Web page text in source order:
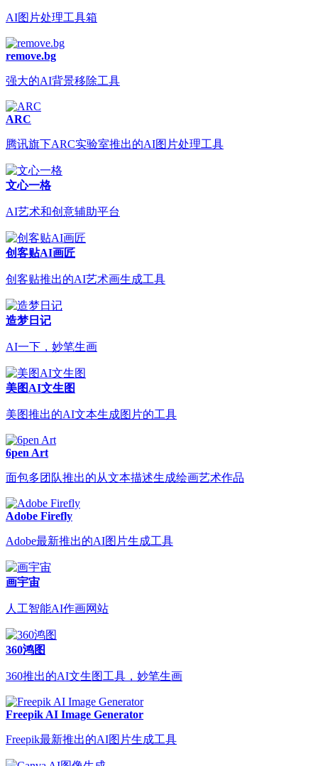
AI图片处理工具箱
remove.bg
强大的AI背景移除工具
ARC
腾讯旗下ARC实验室推出的AI图片处理工具
文心一格
AI艺术和创意辅助平台
创客贴AI画匠
创客贴推出的AI艺术画生成工具
造梦日记
AI一下，妙笔生画
美图AI文生图
美图推出的AI文本生成图片的工具
6pen Art
面包多团队推出的从文本描述生成绘画艺术作品
Adobe Firefly
Adobe最新推出的AI图片生成工具
画宇宙
人工智能AI作画网站
360鸿图
360推出的AI文生图工具，妙笔生画
Freepik AI Image Generator
Freepik最新推出的AI图片生成工具